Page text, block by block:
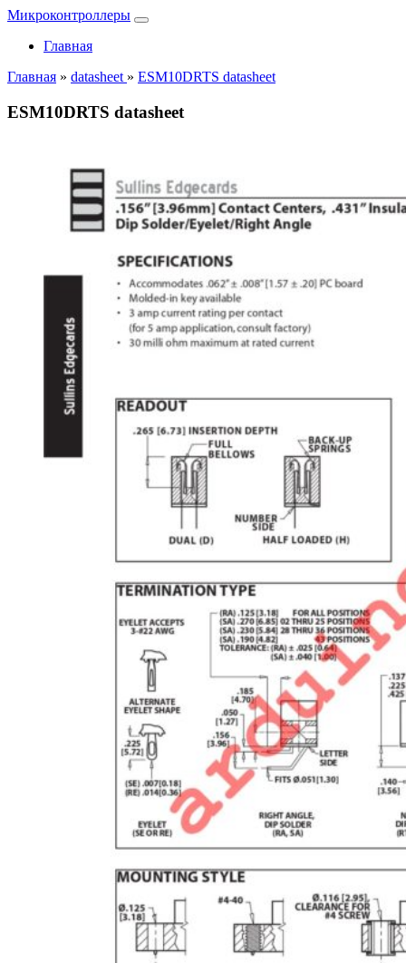
Микроконтроллеры
Главная
Главная » datasheet » ESM10DRTS datasheet
ESM10DRTS datasheet